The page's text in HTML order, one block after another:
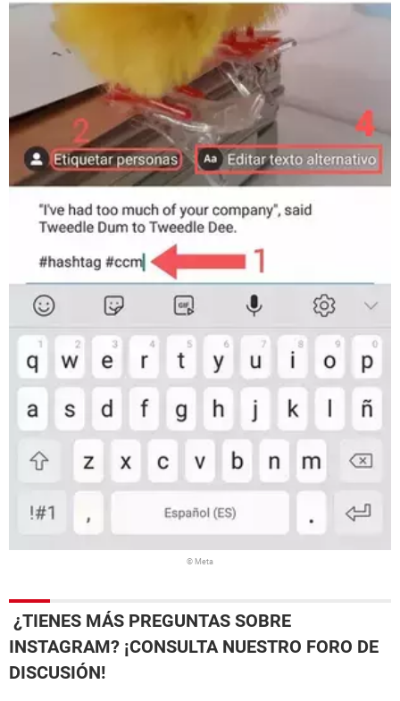
© Meta
¿TIENES MÁS PREGUNTAS SOBRE
INSTAGRAM? ¡CONSULTA NUESTRO FORO DE
DISCUSIÓN!